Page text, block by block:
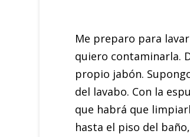
Me preparo para
quiero contaminarla.
propio jabón.
del lavabo. Con la
que habrá que
hasta el piso del